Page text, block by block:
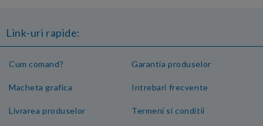
Link-uri rapide:
Cum comand?
Macheta grafica
Livrarea produselor
Garantia produselor
Intrebari frecvente
Termeni si conditii